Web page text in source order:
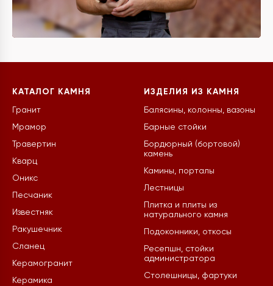
КАТАЛОГ КАМНЯ
Гранит
Мрамор
Травертин
Кварц
Оникс
Песчаник
Известняк
Ракушечник
Сланец
Керамогранит
Керамика
ИЗДЕЛИЯ ИЗ КАМНЯ
Балясины, колонны, вазоны
Барные стойки
Бордюрный (бортовой)
камень
Камины, порталы
Лестницы
Плитка и плиты из
натурального камня
Подоконники, откосы
Ресепшн, стойки
администратора
Столешницы, фартуки